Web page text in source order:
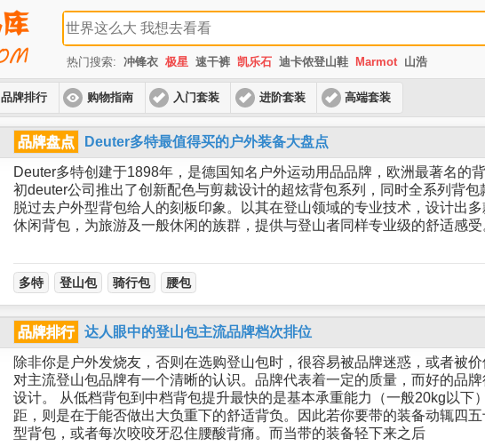
热门搜索: 冲锋衣 极星 速干裤 凯乐石 迪卡侬登山鞋 Marmot 山浩
品牌排行 购物指南 入门套装 进阶套装 高端套装
品牌盘点
Deuter多特最值得买的户外装备大盘点
Deuter多特创建于1898年，是德国知名户外运动用品品牌，欧洲最著名的
初deuter公司推出了创新配色与剪裁设计的超炫背包系列，同时全系列背
脱过去户外型背包给人的刻板印象。以其在登山领域的专业技术，设计出多
休闲背包，为旅游及一般休闲的族群，提供与登山者同样专业级的舒适感受
多特 登山包 骑行包 腰包
品牌排行
达人眼中的登山包主流品牌档次排位
除非你是户外发烧友，否则在选购登山包时，很容易被品牌迷惑，或者被
对主流登山包品牌有一个清晰的认识。品牌代表着一定的质量，而好的品
设计。 从低档背包到中档背包提升最快的是基本承重能力（一般20kg以下
距，则是在于能否做出大负重下的舒适背负。因此若你要带的装备动辄四
型背包，或者每次咬咬牙忍住腰酸背痛。而当带的装备轻下来之后